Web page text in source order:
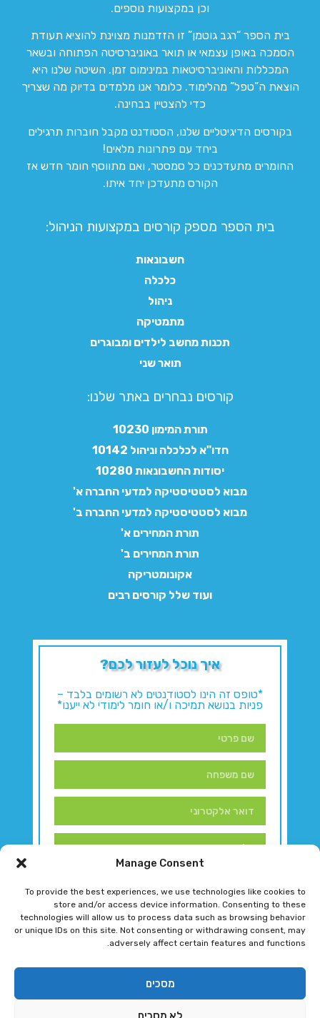
Manage Consent
To provide the best experiences, we use technologies like cookies to
store and/or access device information. Consenting to these
technologies will allow us to process data such as browsing behavior
or unique IDs on this site. Not consenting or withdrawing consent, may
adversely affect certain features and functions.
מסכים
וכן במקצועות נוספים.
בית הספר “רגב גוטמן” זו הזדמנות מצוינת להוציא תעודת
הסמכה באופן עצמאי או תואר באוניברסיטה הפתוחה ובשאר
המכללות והאוניברסיטאות במינימום זמן. השיטה שלנו היא
הוצאת ה”טפל” מהלימוד. כלומר אנו מלמדים בדיוק מה שצריך
כדי להצטיין בבחינה.
בקורסים הדיגיטליים שלנו, הסטודנט מקבל חוברות תרגילים
ביחד עם פתרונות מלאים!
החומרים מתעדכנים כל סמסטר, ואם מתווסף חומר חדש אז
הקורס מתעדכן יחד איתו.
בית הספר מספק קורסים במקצועות הניהול:
חשבונאות
כלכלה
ניהול
מתמטיקה
תכנות מחשב לילדים ומבוגרים
תואר שני
קורסים נבחרים באתר שלנו:​
תורת המימון 10230
חדו"א לכלכלה וניהול 10142
יסודות החשבונאות 10280
מבוא לסטטיסטיקה למדעי החברה א'
מבוא לסטטיסטיקה למדעי החברה ב'
תורת המחירים א'
תורת המחירים ב'
אקונומטריקה
ועוד שלל קורסים רבים
איך נוכל לעזור לכם?
*טופס זה הינו לסטודנטים לא רשומים בלבד –
פניות בנושא תמיכה ו/או חומר לימודי לא ייענו*